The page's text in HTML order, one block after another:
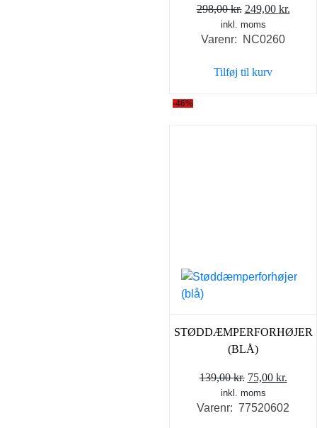
298,00kr. Den
oprindelige
pris
298,00 kr..
249,00 kr.
inkl. moms
Varenr: NC0260
Tilføj til kurv
-46%
STØDDÆMPERFORHØJER
(BLÅ)
139,00kr. Den
oprindelige
pris
75,00 kr.
pris
inkl. moms
Varenr: 77520602